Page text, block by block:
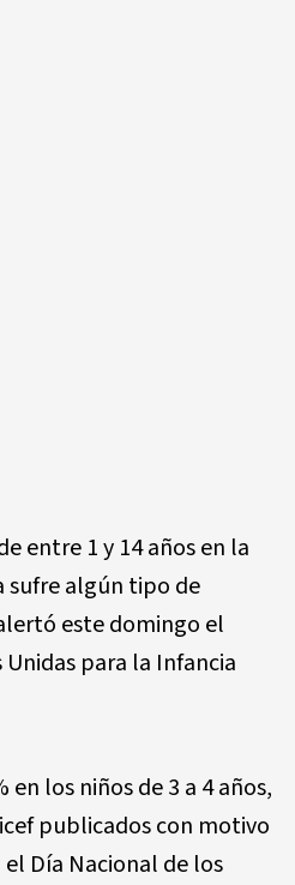
entre 1 y 14 años en la
sufre algún tipo de
este domingo el
para la Infancia
en los niños de 3 a 4 años,
publicados con motivo
Día Nacional de los